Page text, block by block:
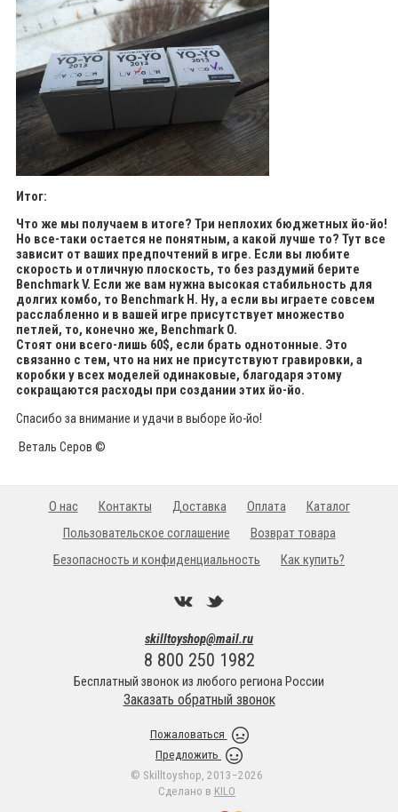
Итог:
Что же мы получаем в итоге? Три неплохих бюджетных йо-йо!
Но все-таки остается не понятным, а какой лучше то? Тут все
зависит от ваших предпочтений в игре. Если вы любите
скорость и отличную плоскость, то без раздумий берите
Benchmark V. Если же вам нужна высокая стабильность для
долгих комбо, то Benchmark H. Ну, а если вы играете совсем
расслабленно и в вашей игре присутствует множество
петлей, то, конечно же, Benchmark O.
Стоят они всего-лишь 60$, если брать однотонные. Это
связанно с тем, что на них не присутствуют гравировки, а
коробки у всех моделей одинаковые, благодаря этому
сокращаются расходы при создании этих йо-йо.
Спасибо за внимание и удачи в выборе йо-йо!
Веталь Серов ©
skilltoyshop@mail.ru
8 800 250 1982
Бесплатный звонок из любого региона России
Заказать обратный звонок
Пожаловаться
Предложить
© Skilltoyshop, 2013−2026
Сделано в KILO
О нас Контакты Доставка Оплата
Каталог
Пользовательское соглашение
Возврат товара
Безопасность и конфиденциальность
Как купить?